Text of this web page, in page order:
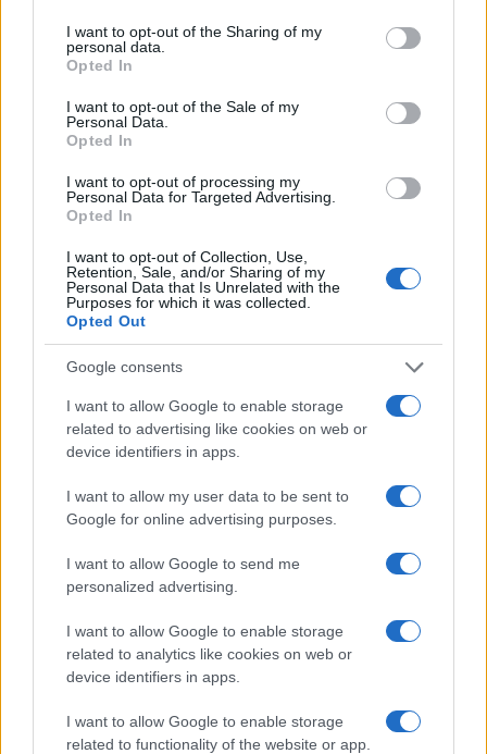
not limited to your visit or usage behaviour. You may click to
grant or deny consent to Google and its third-party tags to
use your data for below specified purposes in below Google
consent section.
I want to opt-out of the Sharing of my
personal data.
Opted In
I want to opt-out of the Sale of my
Personal Data.
Opted In
I want to opt-out of processing my
Personal Data for Targeted Advertising.
Opted In
I want to opt-out of Collection, Use,
Retention, Sale, and/or Sharing of my
Personal Data that Is Unrelated with the
Purposes for which it was collected.
Opted Out
Google consents
I want to allow Google to enable storage
related to advertising like cookies on web or
device identifiers in apps.
I want to allow my user data to be sent to
Google for online advertising purposes.
I want to allow Google to send me
personalized advertising.
I want to allow Google to enable storage
related to analytics like cookies on web or
device identifiers in apps.
I want to allow Google to enable storage
related to functionality of the website or app.
Continua a leggere
FUTURE
Rasoio elettrico Braun Serie 3 310s: recensione e
caratteristiche principali